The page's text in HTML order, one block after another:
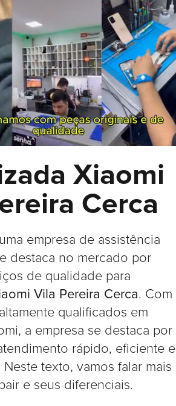
Xiaomi
Cerca
empresa de assistência
destaca no mercado por
de qualidade para
Vila Pereira Cerca. Com
qualificados em
a empresa se destaca por
rápido, eficiente e
texto, vamos falar mais
e seus diferenciais.